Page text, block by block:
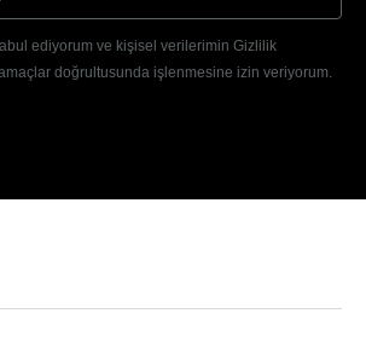
ediyorum ve kişisel verilerimin Gizlilik
doğrultusunda işlenmesine izin veriyorum.